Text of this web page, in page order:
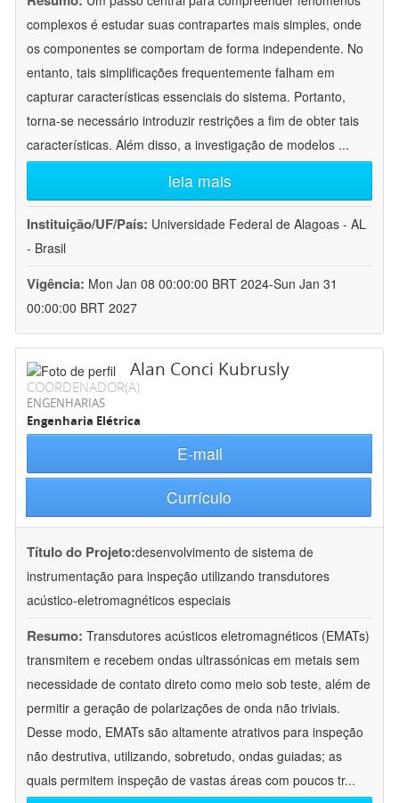
complexos é estudar suas contrapartes mais simples, onde
os componentes se comportam de forma independente. No
entanto, tais simplificações frequentemente falham em
capturar características essenciais do sistema. Portanto,
torna-se necessário introduzir restrições a fim de obter tais
características. Além disso, a investigação de modelos ...
leia mais
Instituição/UF/País: Universidade Federal de Alagoas - AL
- Brasil
Vigência: Mon Jan 08 00:00:00 BRT 2024-Sun Jan 31
00:00:00 BRT 2027
Alan Conci Kubrusly
COORDENADOR(A)
ENGENHARIAS
Engenharia Elétrica
E-mail
Currículo
Título do Projeto:desenvolvimento de sistema de
instrumentação para inspeção utilizando transdutores
acústico-eletromagnéticos especiais
Resumo: Transdutores acústicos eletromagnéticos (EMATs)
transmitem e recebem ondas ultrassónicas em metais sem
necessidade de contato direto como meio sob teste, além de
permitir a geração de polarizações de onda não triviais.
Desse modo, EMATs são altamente atrativos para inspeção
não destrutiva, utilizando, sobretudo, ondas guiadas; as
quais permitem inspeção de vastas áreas com poucos tr...